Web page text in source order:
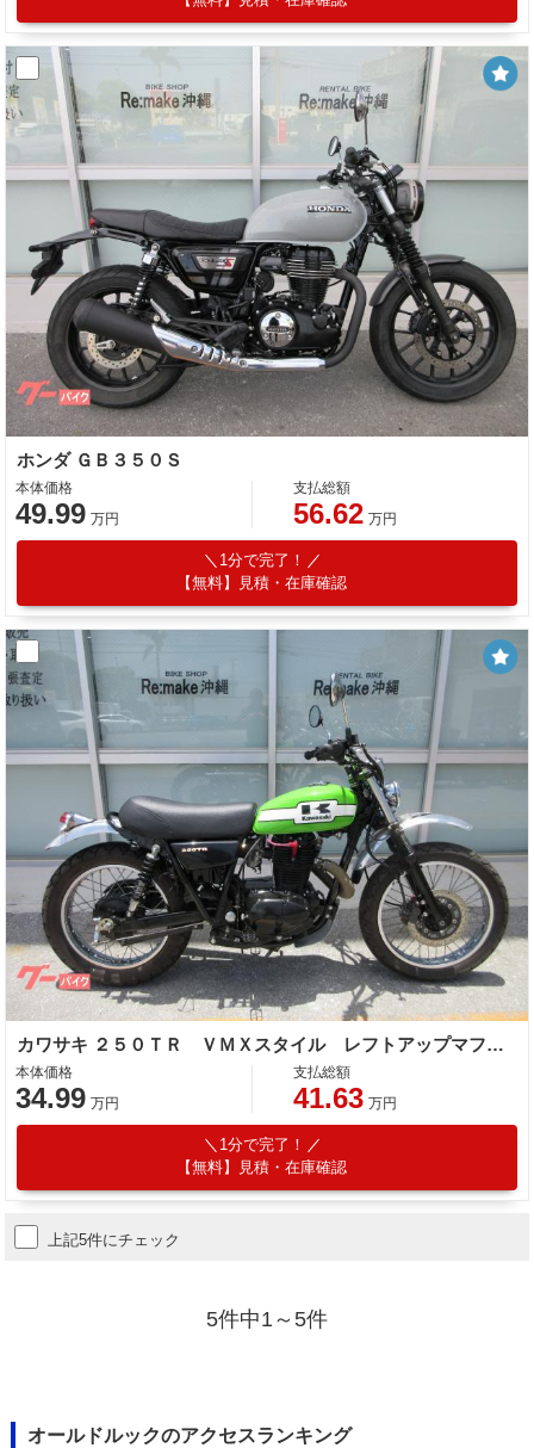
ホンダ ＧＢ３５０Ｓ
本体価格
49.99 万円
支払総額
56.62 万円
1分で完了！
【無料】見積・在庫確認
カワサキ ２５０ＴＲ ＶＭＸスタイル レフトアップマフラー ハイシート アップフェンダー タコメーター ワイドフットペグ
本体価格
34.99 万円
支払総額
41.63 万円
1分で完了！
【無料】見積・在庫確認
上記5件にチェック
5件中1～5件
オールドルックのアクセスランキング